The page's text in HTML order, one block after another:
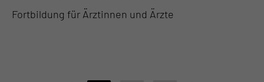
Fortbildung für Ärztinnen und Ärzte